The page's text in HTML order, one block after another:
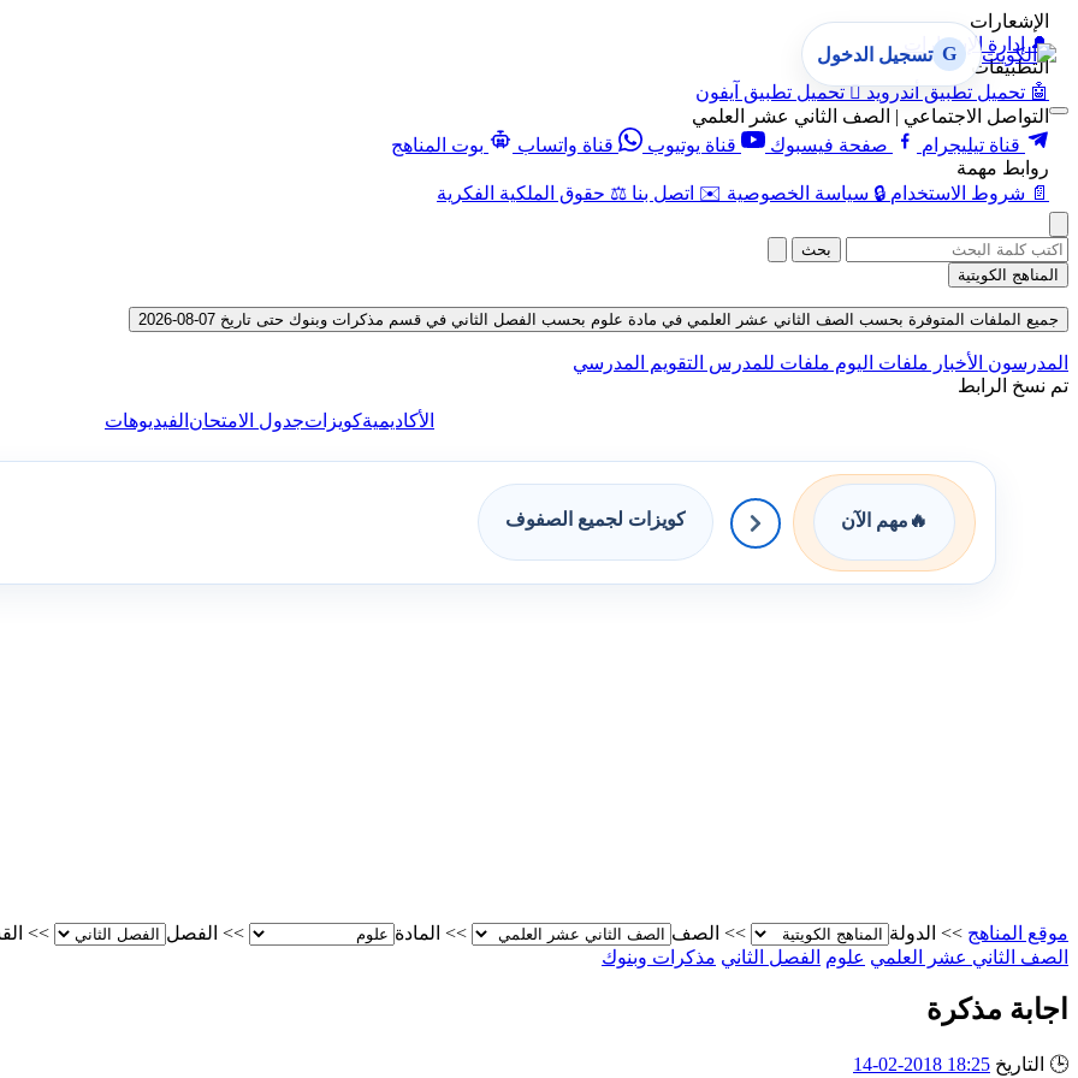
الإشعارات
🔔 إدارة الإشعارات
التطبيقات
🤖 تحميل تطبيق أندرويد  تحميل تطبيق آيفون
التواصل الاجتماعي | الصف الثاني عشر العلمي
قناة تيليجرام
صفحة فيسبوك قناة يوتيوب قناة واتساب
بوت المناهج
روابط مهمة
📄 شروط الاستخدام 🔒 سياسة الخصوصية ✉️ اتصل بنا ⚖️ حقوق الملكية الفكرية
G تسجيل الدخول
بحث
المناهج الكويتية
جميع الملفات المتوفرة بحسب الصف الثاني عشر العلمي في مادة علوم بحسب الفصل الثاني في قسم مذكرات وبنوك حتى تاريخ 07-08-2026
المدرسون الأخبار ملفات اليوم ملفات للمدرس التقويم المدرسي
تم نسخ الرابط
الأكاديميةكويزاتجدول الامتحان الفيديوهات
🔥 مهم الآن كويزات لجميع الصفوف
موقع المناهج >> الدولة >> الصف >> المادة >> الفصل >>
الصف الثاني عشر العلمي علوم الفصل الثاني مذكرات وبنوك
اجابة مذكرة
🕒 التاريخ 18:25 2018-02-14